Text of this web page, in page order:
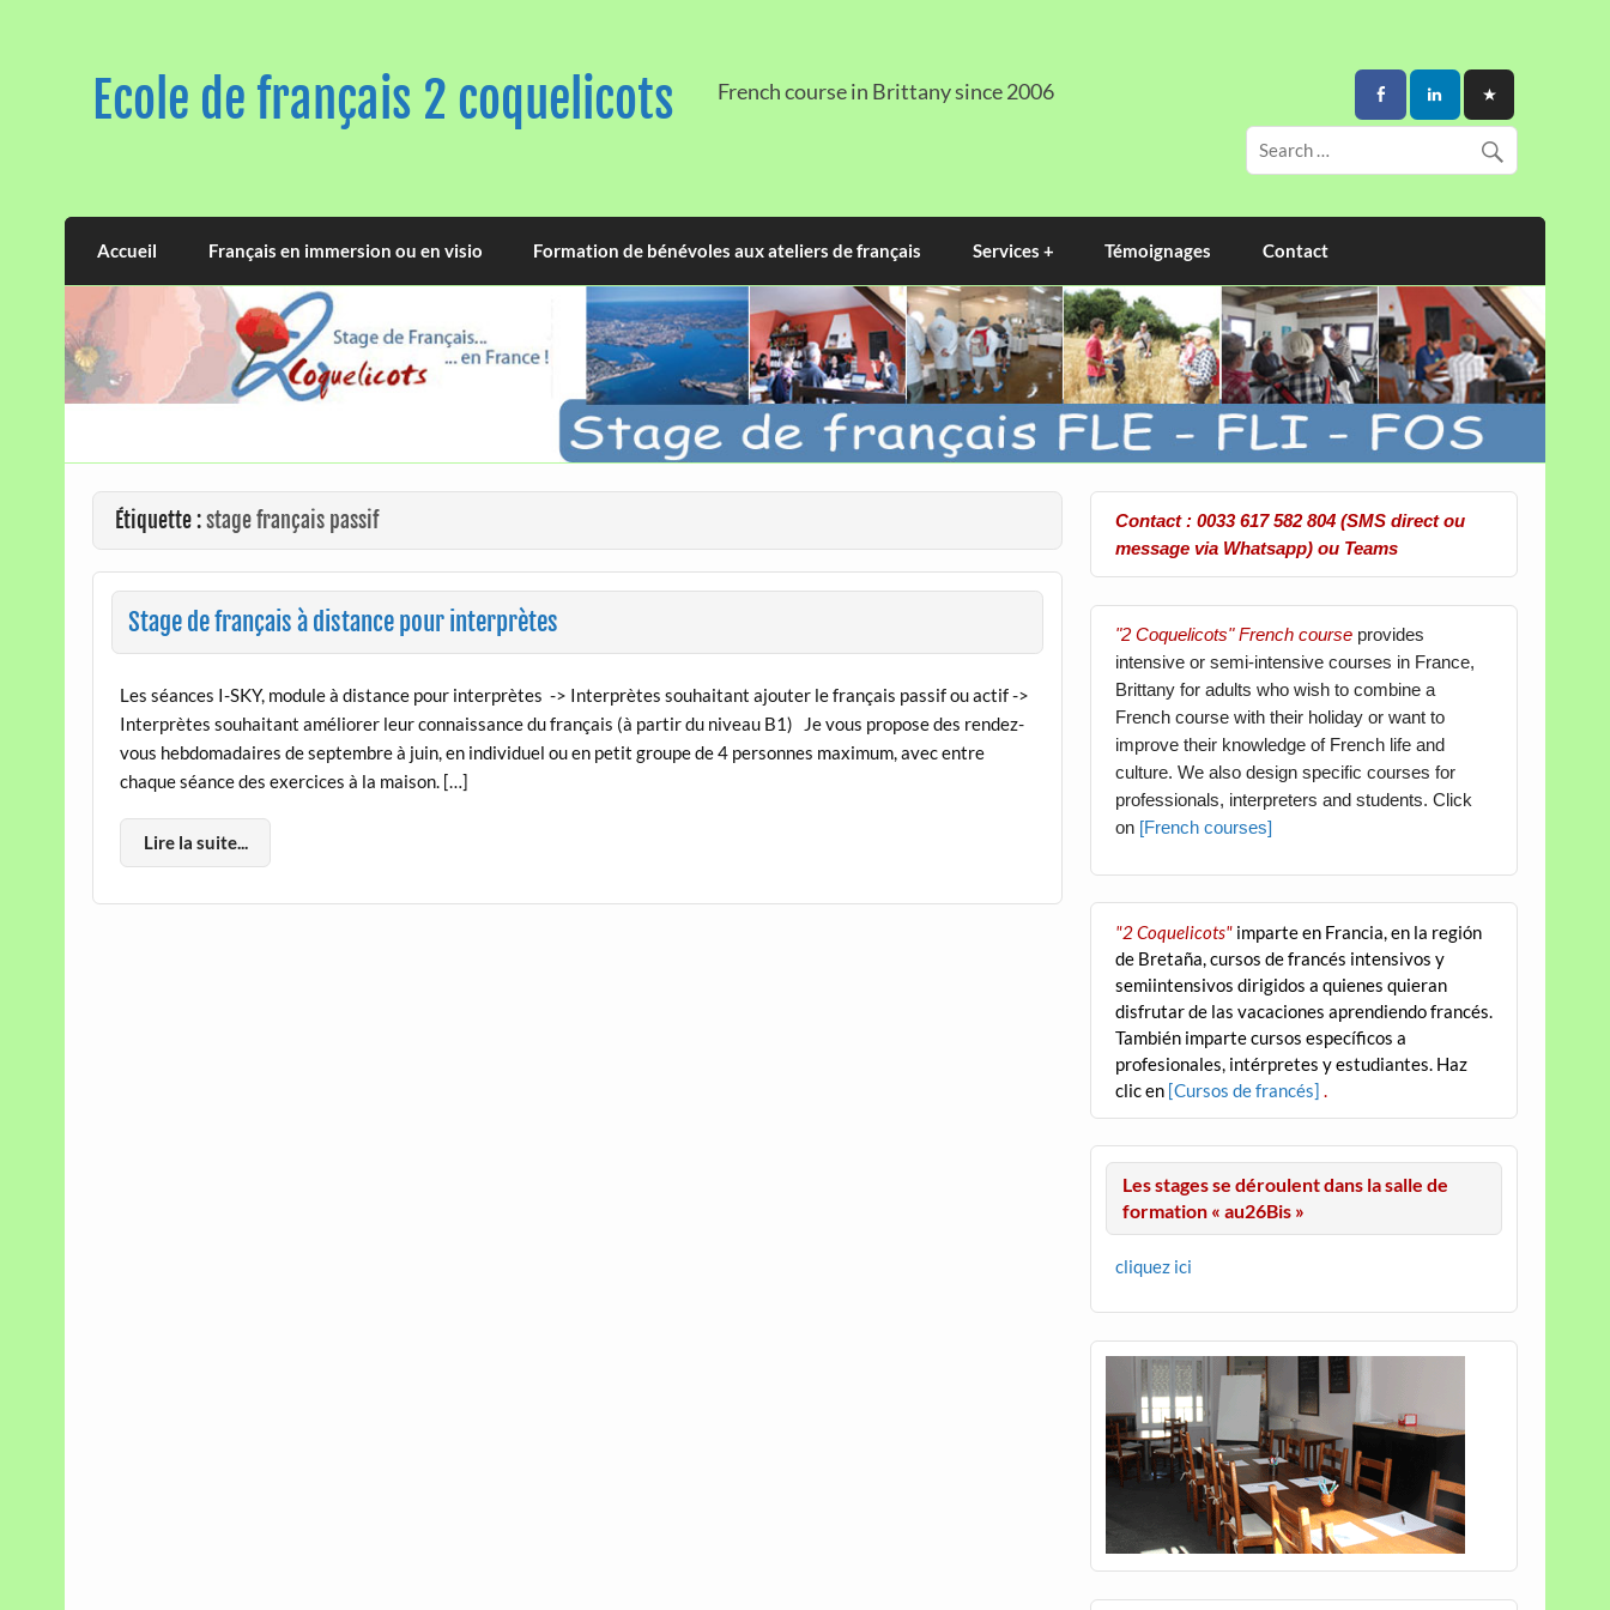
Ecole de français 2 coquelicots French course in Brittany since 2006
Accueil Français en immersion ou en visio Formation de bénévoles aux ateliers de français Services + Témoignages Contact
Étiquette :stage français passif
Stage de français à distance pour interprètes
Les séances I-SKY, module à distance pour interprètes -> Interprètes souhaitant ajouter le français passif ou actif ->
Interprètes souhaitant améliorer leur connaissance du français (à partir du niveau B1) Je vous propose des rendez-
vous hebdomadaires de septembre à juin, en individuel ou en petit groupe de 4 personnes maximum, avec entre
chaque séance des exercices à la maison. […]
Lire la suite...
Contact : 0033 617 582 804 (SMS direct ou
message via Whatsapp) ou Teams
"2 Coquelicots" French courseprovides
intensive or semi-intensive courses in France,
Brittany for adults who wish to combine a
French course with their holiday or want to
improve their knowledge of French life and
culture. We also design specific courses for
professionals, interpreters and students. Click
on [French courses]
"2 Coquelicots"imparte en Francia, en la región
de Bretaña, cursos de francés intensivos y
semiintensivos dirigidos a quienes quieran
disfrutar de las vacaciones aprendiendo francés.
También imparte cursos específicos a
profesionales, intérpretes y estudiantes. Haz
clic en [Cursos de francés]
Les stages se déroulent dans la salle de
formation « au26Bis »
cliquez ici